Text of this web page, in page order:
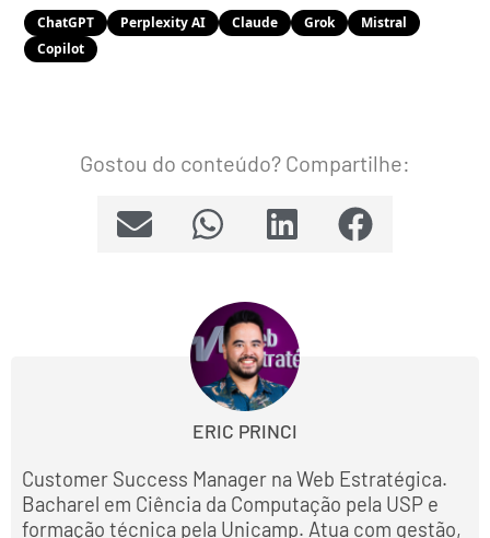
ChatGPT Perplexity AI Claude Grok
Mistral
Copilot
Gostou do conteúdo? Compartilhe:
ERIC PRINCI
Customer Success Manager na Web Estratégica.
Bacharel em Ciência da Computação pela USP e
formação técnica pela Unicamp. Atua com gestão,